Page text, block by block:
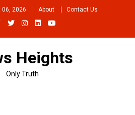
06, 2026 About Contact Us
Heights
Only Truth